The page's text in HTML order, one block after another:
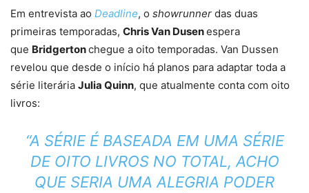
Em entrevista ao Deadline, o showrunner das duas
primeiras temporadas, Chris Van Dusenespera
que Bridgertonchegue a oito temporadas. Van Dussen
revelou que desde o início há planos para adaptar toda a
série literária Julia Quinn, que atualmente conta com oito
livros:
“A SÉRIE É BASEADA EM UMA SÉRIE
DE OITO LIVROS NO TOTAL, ACHO
QUE SERIA UMA ALEGRIA PODER